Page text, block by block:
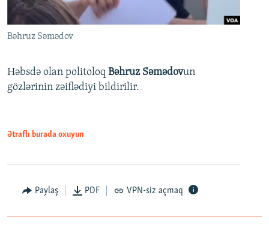
Bəhruz Səmədov
Həbsdə olan politoloq Bəhruz Səmədovun
gözlərinin zəiflədiyi bildirilir.
Ətraflı burada oxuyun
Paylaş PDF VPN-siz açmaq